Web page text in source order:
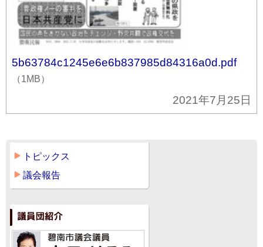
5b63784c1245e6e6b837985d84316a0d.pdf
（1MB）
2021年7月25日
トピックス
議会報告